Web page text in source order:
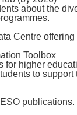
about the
Centre
Toolbox
for higher
to support
publications.